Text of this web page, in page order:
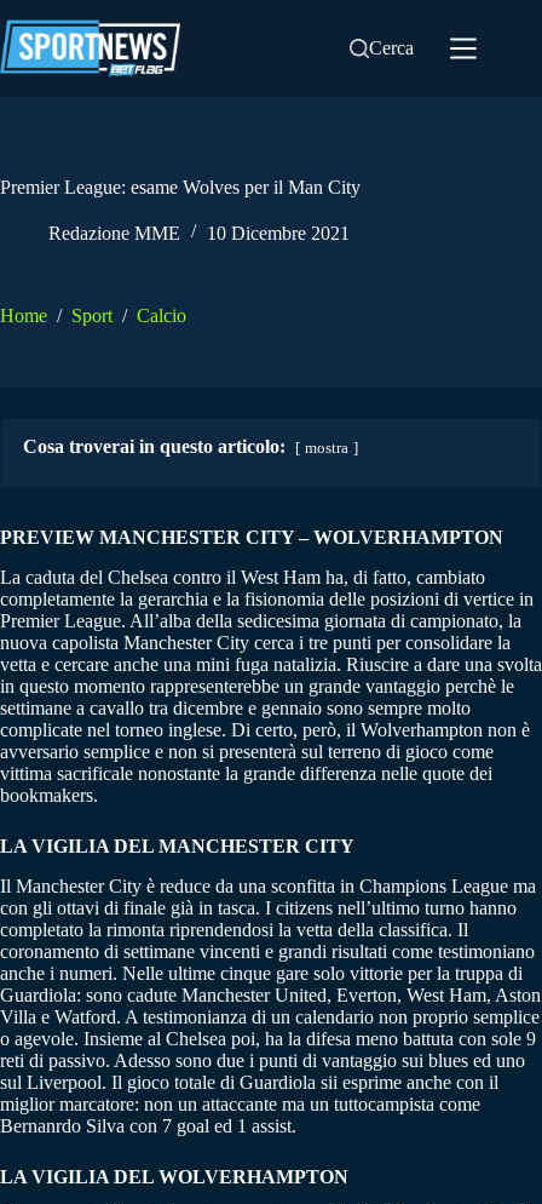
al
contenuto
Cerca
Premier League: esame Wolves per il Man City
Redazione MME 10 Dicembre 2021
Home / Sport / Calcio
Cosa troverai in questo articolo: mostra
PREVIEW MANCHESTER CITY – WOLVERHAMPTON
La caduta del Chelsea contro il West Ham ha, di fatto, cambiato
completamente la gerarchia e la fisionomia delle posizioni di vertice in
Premier League. All’alba della sedicesima giornata di campionato, la
nuova capolista Manchester City cerca i tre punti per consolidare la
vetta e cercare anche una mini fuga natalizia. Riuscire a dare una svolta
in questo momento rappresenterebbe un grande vantaggio perchè le
settimane a cavallo tra dicembre e gennaio sono sempre molto
complicate nel torneo inglese. Di certo, però, il Wolverhampton non è
avversario semplice e non si presenterà sul terreno di gioco come
vittima sacrificale nonostante la grande differenza nelle quote dei
bookmakers.
LA VIGILIA DEL MANCHESTER CITY
Il Manchester City è reduce da una sconfitta in Champions League ma
con gli ottavi di finale già in tasca. I citizens nell’ultimo turno hanno
completato la rimonta riprendendosi la vetta della classifica. Il
coronamento di settimane vincenti e grandi risultati come testimoniano
anche i numeri. Nelle ultime cinque gare solo vittorie per la truppa di
Guardiola: sono cadute Manchester United, Everton, West Ham, Aston
Villa e Watford. A testimonianza di un calendario non proprio semplice
o agevole. Insieme al Chelsea poi, ha la difesa meno battuta con sole 9
reti di passivo. Adesso sono due i punti di vantaggio sui blues ed uno
sul Liverpool. Il gioco totale di Guardiola sii esprime anche con il
miglior marcatore: non un attaccante ma un tuttocampista come
Bernanrdo Silva con 7 goal ed 1 assist.
LA VIGILIA DEL WOLVERHAMPTON